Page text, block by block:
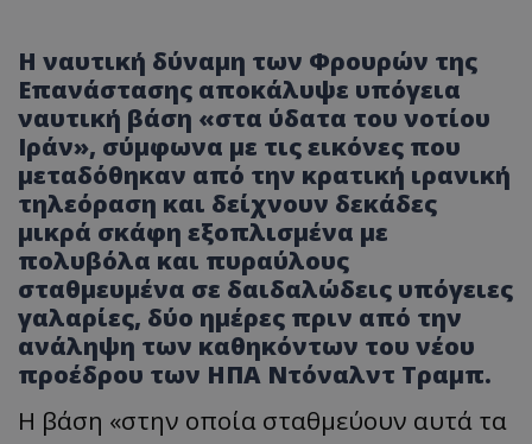
Η ναυτική δύναμη των Φρουρών της
Επανάστασης αποκάλυψε υπόγεια
ναυτική βάση «στα ύδατα του νοτίου
Ιράν», σύμφωνα με τις εικόνες που
μεταδόθηκαν από την κρατική ιρανική
τηλεόραση και δείχνουν δεκάδες
μικρά σκάφη εξοπλισμένα με
πολυβόλα και πυραύλους
σταθμευμένα σε δαιδαλώδεις υπόγειες
γαλαρίες, δύο ημέρες πριν από την
ανάληψη των καθηκόντων του νέου
προέδρου των ΗΠΑ Ντόναλντ Τραμπ.
Η βάση «στην οποία σταθμεύουν αυτά τα